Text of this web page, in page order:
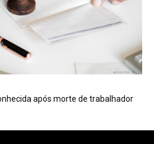
após morte de trabalhador